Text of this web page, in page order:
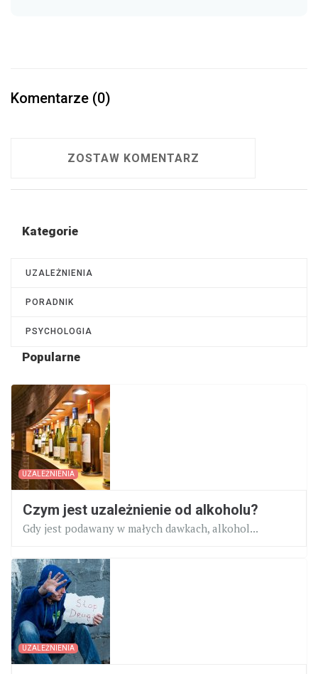
Komentarze (0)
ZOSTAW KOMENTARZ
Kategorie
UZALEŻNIENIA
PORADNIK
PSYCHOLOGIA
Popularne
UZALEŻNIENIA
Czym jest uzależnienie od alkoholu?
Gdy jest podawany w małych dawkach, alkohol...
UZALEŻNIENIA